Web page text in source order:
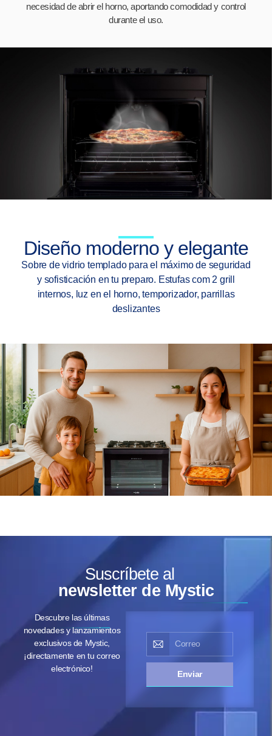
necesidad de abrir el horno, aportando comodidad y control
durante el uso.
Diseño moderno y elegante
Sobre de vidrio templado para el máximo de seguridad
y sofisticación en tu preparo. Estufas com 2 grill
internos, luz en el horno, temporizador, parrillas
deslizantes
Suscríbete al
newsletter de Mystic
Descubre las últimas
novedades y lanzamientos
exclusivos de Mystic,
¡directamente en tu correo
electrónico!
Enviar